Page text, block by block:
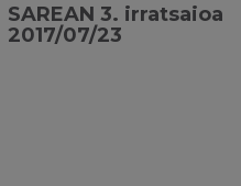
SAREAN 3. irratsaioa
2017/07/23